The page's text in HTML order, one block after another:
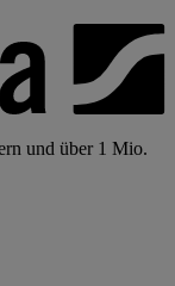
und über 1 Mio.